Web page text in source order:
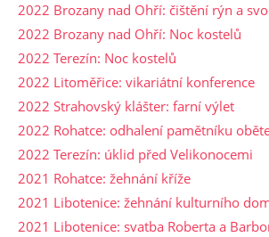
2022 Brozany nad Ohří: čištění rýn a
2022 Brozany nad Ohří: Noc kostelů
2022 Terezín: Noc kostelů
2022 Litoměřice: vikariátní konference
2022 Strahovský klášter: farní výlet
2022 Rohatce: odhalení pamětníku
2022 Terezín: úklid před Velikonocemi
2021 Rohatce: žehnání kříže
2021 Libotenice: žehnání kulturního
2021 Libotenice: svatba Roberta a